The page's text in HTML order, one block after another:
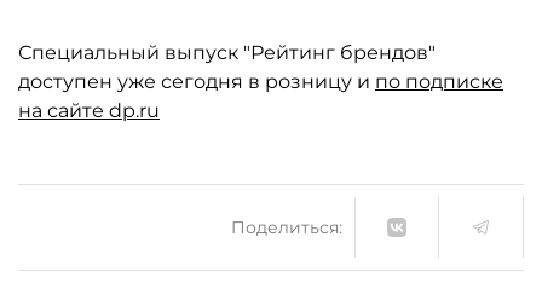
Специальный выпуск "Рейтинг брендов"
доступен уже сегодня в розницу и по подписке
на сайте dp.ru
Поделиться: